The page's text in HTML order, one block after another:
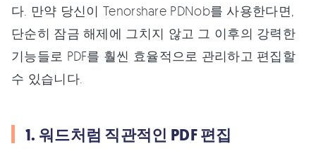
다. 만약 당신이 Tenorshare PDNob를 사용한다면,
단순히 잠금 해제에 그치지 않고 그 이후의 강력한
기능들로 PDF를 훨씬 효율적으로 관리하고 편집할
수 있습니다.
1. 워드처럼 직관적인 PDF 편집